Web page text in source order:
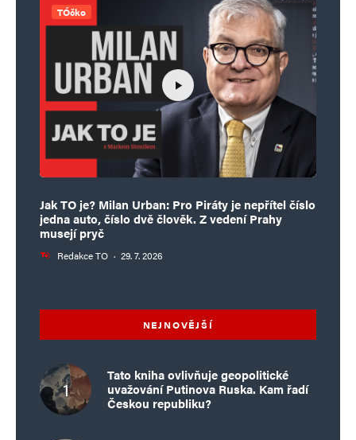
TÓčko
Jak TO je? Milan Urban: Pro Piráty je nepřítel číslo
jedna auto, číslo dvě člověk. Z vedení Prahy
musejí pryč
Redakce TO · 29. 7. 2026
NEJNOVĚJŠÍ
Tato kniha ovlivňuje geopolitické
uvažování Putinova Ruska. Kam řadí
Českou republiku?